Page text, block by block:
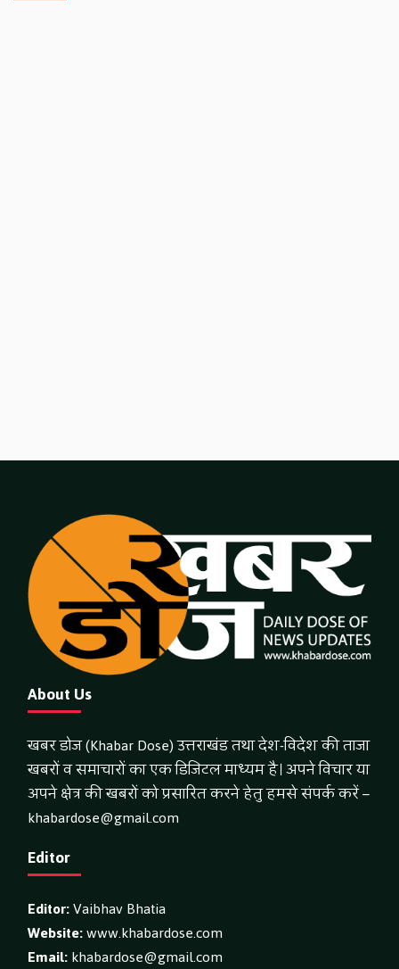
About Us
खबर डोज (Khabar Dose) उत्तराखंड तथा देश-विदेश की ताजा
खबरों व समाचारों का एक डिजिटल माध्यम है। अपने विचार या
अपने क्षेत्र की खबरों को प्रसारित करने हेतु हमसे संपर्क करें –
khabardose@gmail.com
Editor
Editor:Vaibhav Bhatia
Website:www.khabardose.com
Email:khabardose@gmail.com